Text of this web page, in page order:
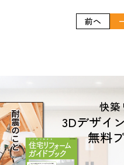
前へ
快築
3Dデザイ
無料